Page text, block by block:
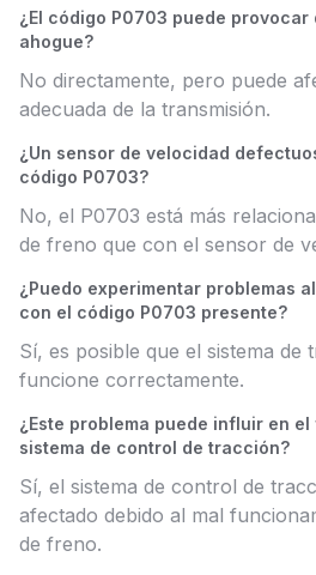
¿El código P0703 puede provocar
ahogue?
No directamente, pero puede
adecuada de la transmisión.
¿Un sensor de velocidad
código P0703?
No, el P0703 está más
de freno que con el sensor de
¿Puedo experimentar problemas
con el código P0703 presente?
Sí, es posible que el sistema de
funcione correctamente.
¿Este problema puede influir en
sistema de control de tracción?
Sí, el sistema de control de
afectado debido al mal
de freno.